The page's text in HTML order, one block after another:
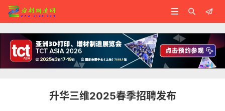



升华三维2025春季招聘发布